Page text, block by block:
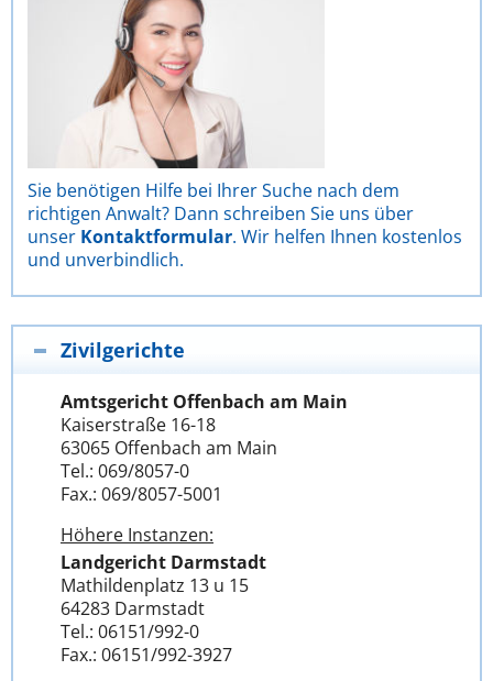
Sie benötigen Hilfe bei Ihrer Suche nach dem
richtigen Anwalt? Dann schreiben Sie uns über
unser Kontaktformular. Wir helfen Ihnen kostenlos
und unverbindlich.
Zivilgerichte
Amtsgericht Offenbach am Main
Kaiserstraße 16-18
63065 Offenbach am Main
Tel.: 069/8057-0
Fax.: 069/8057-5001
Höhere Instanzen:
Landgericht Darmstadt
Mathildenplatz 13 u 15
64283 Darmstadt
Tel.: 06151/992-0
Fax.: 06151/992-3927